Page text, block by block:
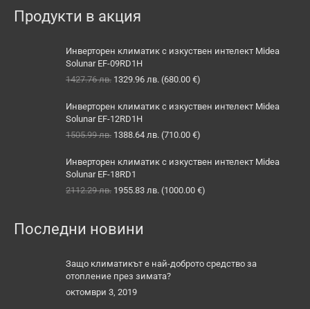
Продукти в акция
Инверторен климатик с изкуствен интелект Midea
Solunar EF-09RD1H
1427.76лв. Original
was:
1427.76 лв..
1329.96 лв. Текущата
е:
(680.00 €)
Инверторен климатик с изкуствен интелект Midea
Solunar EF-12RD1H
1505.99лв. Original
was:
1505.99 лв..
1388.64 лв. Текущата
е:
(710.00 €)
Инверторен климатик с изкуствен интелект Midea
Solunar EF-18RD1
2112.29лв. Original
2112.29 лв..
1955.83 лв. Текущата
(1000.00 €)
Последни новини
Защо климатикът е най-доброто средство за
отопление през зимата?
октомври 3, 2019